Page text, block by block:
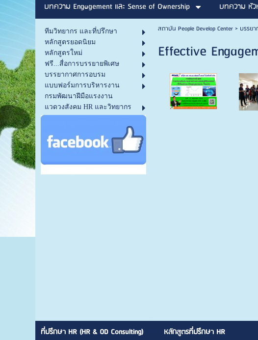
บทความ Engagement และ Sense of Ownership
บทความ หั
ทีมวิทยากร และที่ปรึกษา
หลักสูตรยอดนิยม
หลักสูตรใหม่
ฟรี...สื่อการบรรยายพิเศษ
บรรยากาศการอบรม
แบบฟอร์มการบริหารงาน
กรมพัฒนาฝีมือแรงงาน
แวดวงสังคม HR และวิทยากร
สถาบัน People Develop Center> บรรย
Effective
ที่ปรึกษา HR (HR & OD Consulting) หลักสูตรที่ปรึกษา HR